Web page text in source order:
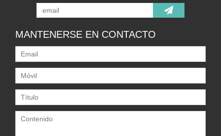
MANTENERSE EN CONTACTO